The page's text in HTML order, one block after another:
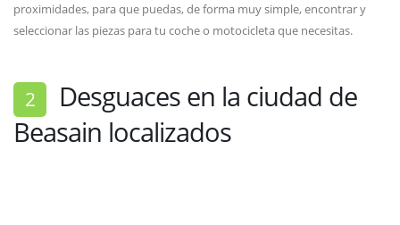
proximidades, para que puedas, de forma muy simple, encontrar y
seleccionar las piezas para tu coche o motocicleta que necesitas.
2 Desguaces en la ciudad de
Beasain localizados